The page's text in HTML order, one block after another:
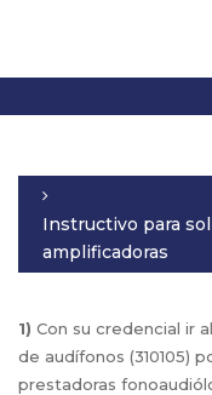
Instructivo para
amplificadoras
1) Con su credencial ir
de audífonos (310105)
prestadoras